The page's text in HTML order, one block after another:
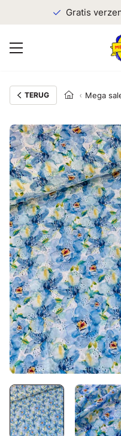
Gratis
TERUG Mega